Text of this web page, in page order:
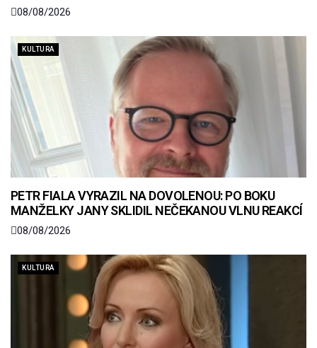
08/08/2026
KULTURA
PETR FIALA VYRAZIL NA DOVOLENOU: PO BOKU
MANŽELKY JANY SKLIDIL NEČEKANOU VLNU REAKCÍ
08/08/2026
KULTURA